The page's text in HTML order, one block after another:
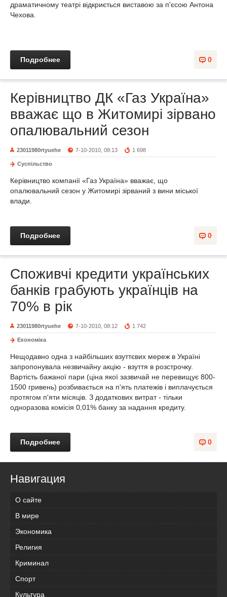
драматичному театрі відкриється виставою за п'єсою Антона
Чехова.
0
Подробнее
Керівництво ДК «Газ Україна»
вважає що в Житомирі зірвано
опалювальний сезон
23011980rtyuehe 7-10-2010, 08:13 1 698
Суспільство
Керівництво компанії «Газ Україна» вважає, що
опалювальний сезон у Житомирі зірваний з вини міської
влади.
0
Подробнее
Споживчі кредити українських
банків грабують українців на
70% в рік
23011980rtyuehe 7-10-2010, 08:12 1 742
Економіка
Нещодавно одна з найбільших взуттєвих мереж в Україні
запропонувала незвичайну акцію - взуття в розстрочку.
Вартість бажаної пари (ціна якої зазвичай не перевищує 800-
1500 гривень) розбивається на п'ять платежів і виплачується
протягом п'яти місяців. З додаткових витрат - тільки
одноразова комісія 0,01% банку за надання кредиту.
0
Подробнее
Навигация
О сайте
В мире
Экономика
Религия
Криминал
Спорт
Культура